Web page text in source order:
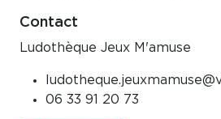
Contact
Ludothèque Jeux M'amuse
06 33 91 20 73